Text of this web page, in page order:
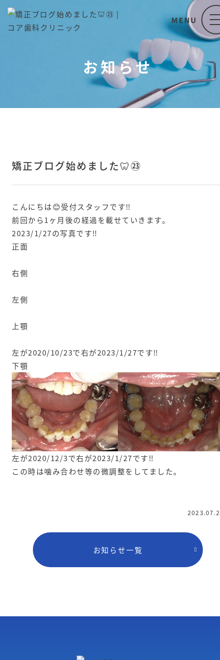
お知らせ
矯正ブログ始めました🦷㉓
こんにちは😊受付スタッフです‼️
前回から1ヶ月後の経過を載せていきます。
2023/1/27の写真です‼️
正面
右側
左側
上顎
左が2020/10/23で右が2023/1/27です‼️
下顎
左が2020/12/3で右が2023/1/27です‼️
この時は噛み合わせ等の微調整をしてました。
お知らせ一覧